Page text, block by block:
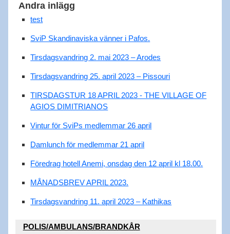
Andra inlägg
test
SviP Skandinaviska vänner i Pafos.
Tirsdagsvandring 2. mai 2023 – Arodes
Tirsdagsvandring 25. april 2023 – Pissouri
TIRSDAGSTUR 18 APRIL 2023 - THE VILLAGE OF
AGIOS DIMITRIANOS
Vintur för SviPs medlemmar 26 april
Damlunch för medlemmar 21 april
Föredrag hotell Anemi, onsdag den 12 april kl 18.00.
MÅNADSBREV APRIL 2023.
Tirsdagsvandring 11. april 2023 – Kathikas
POLIS/AMBULANS/BRANDKÅR​